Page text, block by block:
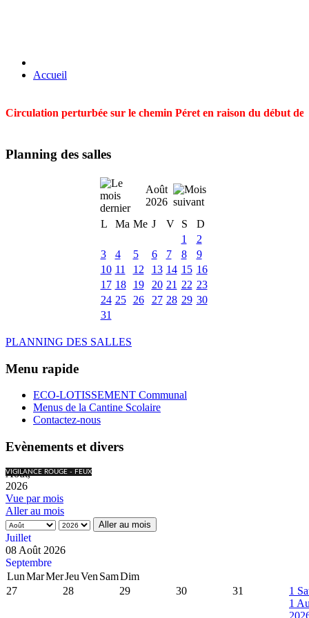
Accueil
Circulation perturbée sur le chemin Péret en raison du début
Planning des salles
Août
2026
L
Ma Me J V S
D
1
2
3
4 5 6 7 8
9
10 11 12 13 14 15 16
17 18 19 20 21 22 23
24 25 26 27 28 29 30
31
PLANNING DES SALLES
Menu rapide
ECO-LOTISSEMENT Communal
Menus de la Cantine Scolaire
Contactez-nous
Evènements et divers
VIGILANCE ROUGE - FEUX
Août,
2026
Vue par mois
Aller au mois
Aller au mois
Juillet
08 Août 2026
Septembre
LunMarMerJeuVen SamDim
27
28 29 30 31 1
1